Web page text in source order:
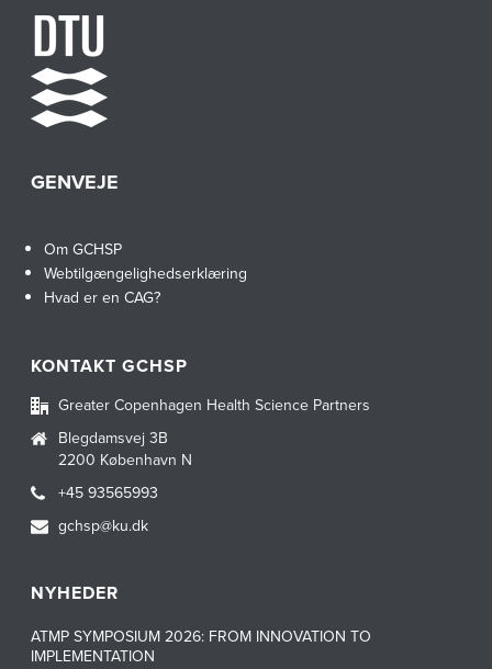
GENVEJE
Om GCHSP
Webtilgængelighedserklæring
Hvad er en CAG?
KONTAKT GCHSP
Greater Copenhagen Health Science Partners
Blegdamsvej 3B
2200 København N
+45 93565993
gchsp@ku.dk
NYHEDER
ATMP SYMPOSIUM 2026: FROM INNOVATION TO
IMPLEMENTATION